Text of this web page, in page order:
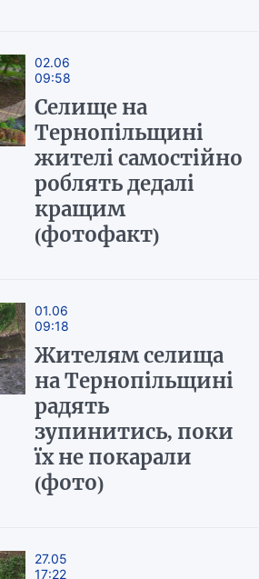
02.06
09:58
Селище на
Тернопільщині
жителі самостійно
роблять дедалі
кращим
(фотофакт)
01.06
09:18
Жителям селища
на Тернопільщині
радять
зупинитись, поки
їх не покарали
(фото)
27.05
17:22